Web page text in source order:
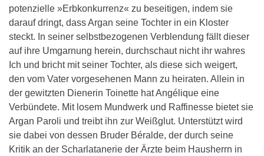
potenzielle »Erbkonkurrenz« zu beseitigen, indem sie
darauf dringt, dass Argan seine Tochter in ein Kloster
steckt. In seiner selbstbezogenen Verblendung fällt dieser
auf ihre Umgarnung herein, durchschaut nicht ihr wahres
Ich und bricht mit seiner Tochter, als diese sich weigert,
den vom Vater vorgesehenen Mann zu heiraten. Allein in
der gewitzten Dienerin Toinette hat Angélique eine
Verbündete. Mit losem Mundwerk und Raffinesse bietet sie
Argan Paroli und treibt ihn zur Weißglut. Unterstützt wird
sie dabei von dessen Bruder Béralde, der durch seine
Kritik an der Scharlatanerie der Ärzte beim Hausherrn in